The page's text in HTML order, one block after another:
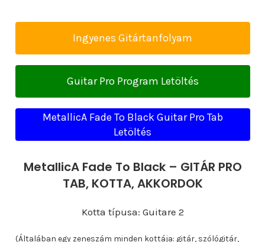
Ingyenes Gitártanfolyam
Guitar Pro Program Letöltés
MetallicA Fade To Black Guitar Pro Tab
Letöltés
MetallicA Fade To Black – GITÁR PRO
TAB, KOTTA, AKKORDOK
Kotta típusa: Guitare 2
(Általában egy zeneszám minden kottája: gitár, szólógitár,